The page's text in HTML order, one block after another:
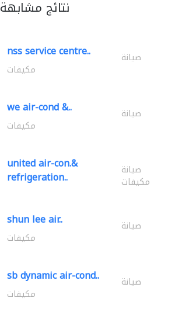
نتائج مشابهة
nss service centre.. صيانة
مكيفات
we air-cond &.. صيانة
مكيفات
united air-con.&
refrigeration.. صيانة
مكيفات
shun lee air.. صيانة
مكيفات
sb dynamic air-cond.. صيانة
مكيفات